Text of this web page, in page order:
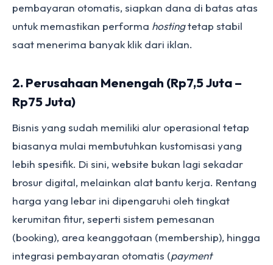
pembayaran otomatis, siapkan dana di batas atas
untuk memastikan performa hostingtetap stabil
saat menerima banyak klik dari iklan.
2. Perusahaan Menengah (Rp7,5 Juta –
Rp75 Juta)
Bisnis yang sudah memiliki alur operasional tetap
biasanya mulai membutuhkan kustomisasi yang
lebih spesifik. Di sini, website bukan lagi sekadar
brosur digital, melainkan alat bantu kerja. Rentang
harga yang lebar ini dipengaruhi oleh tingkat
kerumitan fitur, seperti sistem pemesanan
(booking), area keanggotaan (membership), hingga
integrasi pembayaran otomatis (payment